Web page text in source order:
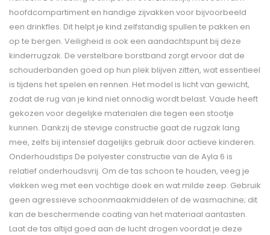
hoofdcompartiment en handige zijvakken voor bijvoorbeeld
een drinkfles. Dit helpt je kind zelfstandig spullen te pakken en
op te bergen. Veiligheid is ook een aandachtspunt bij deze
kinderrugzak. De verstelbare borstband zorgt ervoor dat de
schouderbanden goed op hun plek blijven zitten, wat essentieel
is tijdens het spelen en rennen. Het model is licht van gewicht,
zodat de rug van je kind niet onnodig wordt belast. Vaude heeft
gekozen voor degelijke materialen die tegen een stootje
kunnen. Dankzij de stevige constructie gaat de rugzak lang
mee, zelfs bij intensief dagelijks gebruik door actieve kinderen.
Onderhoudstips De polyester constructie van de Ayla 6 is
relatief onderhoudsvrij. Om de tas schoon te houden, veeg je
vlekken weg met een vochtige doek en wat milde zeep. Gebruik
geen agressieve schoonmaakmiddelen of de wasmachine; dit
kan de beschermende coating van het materiaal aantasten.
Laat de tas altijd goed aan de lucht drogen voordat je deze